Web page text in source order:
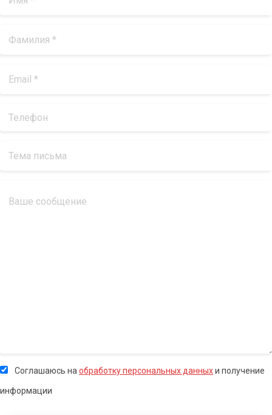
Соглашаюсь на обработку персональных данныхи получение
информации